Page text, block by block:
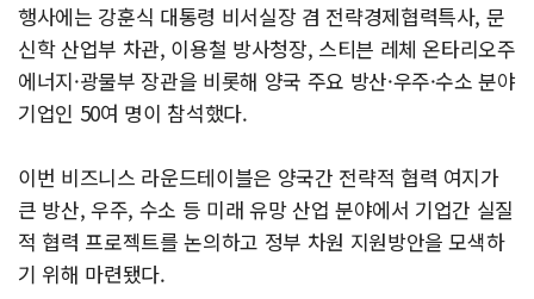
행사에는 강훈식 대통령 비서실장 겸 전략경제협력특사, 문
신학 산업부 차관, 이용철 방사청장, 스티븐 레체 온타리오주
에너지·광물부 장관을 비롯해 양국 주요 방산·우주·수소 분야
기업인 50여 명이 참석했다.
이번 비즈니스 라운드테이블은 양국간 전략적 협력 여지가
큰 방산, 우주, 수소 등 미래 유망 산업 분야에서 기업간 실질
적 협력 프로젝트를 논의하고 정부 차원 지원방안을 모색하
기 위해 마련됐다.